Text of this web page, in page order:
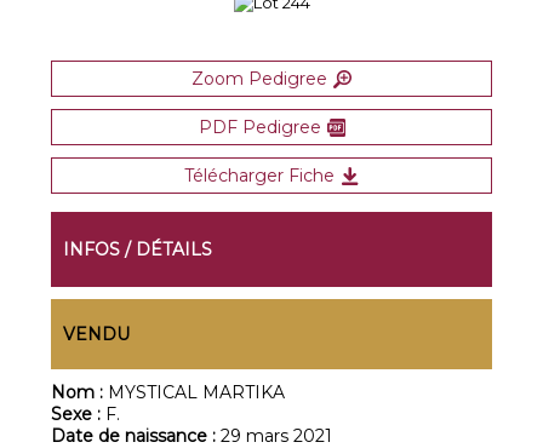
Zoom Pedigree
PDF Pedigree
Télécharger Fiche
INFOS / DÉTAILS
VENDU
Nom : MYSTICAL MARTIKA
Sexe : F.
Date de naissance :29 mars 2021